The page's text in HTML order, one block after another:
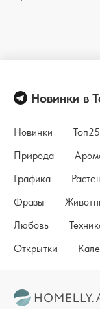
Новинки в
Новинки Топ25
Природа
Графика
Фразы
Любовь
Открытки